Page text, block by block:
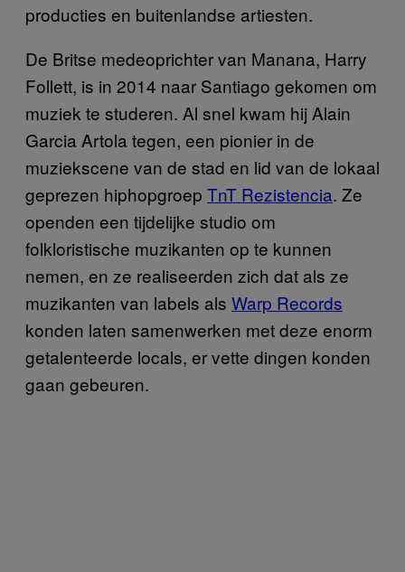
producties en buitenlandse artiesten.
De Britse medeoprichter van Manana, Harry
Follett, is in 2014 naar Santiago gekomen om
muziek te studeren. Al snel kwam hij Alain
Garcia Artola tegen, een pionier in de
muziekscene van de stad en lid van de lokaal
geprezen hiphopgroep TnT Rezistencia. Ze
openden een tijdelijke studio om
folkloristische muzikanten op te kunnen
nemen, en ze realiseerden zich dat als ze
muzikanten van labels als Warp Records
konden laten samenwerken met deze enorm
getalenteerde locals, er vette dingen konden
gaan gebeuren.